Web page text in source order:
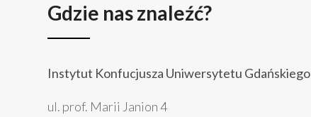
Gdzie nas znaleźć?
Instytut Konfucjusza Uniwersytetu Gdańskiego
ul. prof. Marii Janion 4